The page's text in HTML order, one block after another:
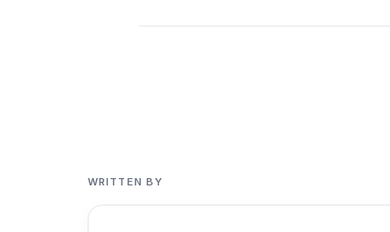
WRITTEN BY